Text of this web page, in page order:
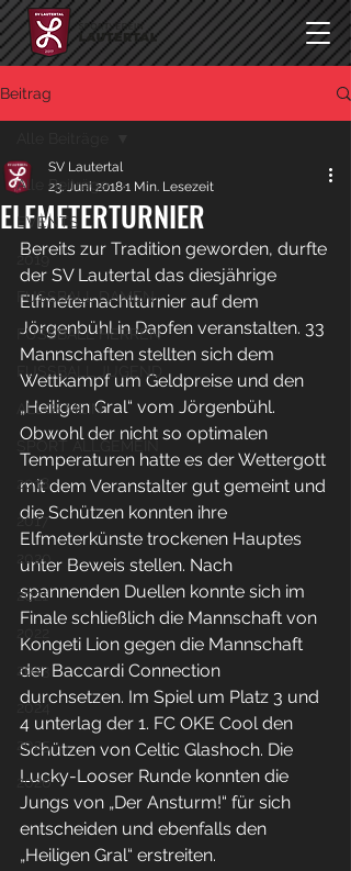
Beitrag
Alle Beiträge
EVENTS
2019
FUSSBALL DAMEN
FUSSBALL HERREN
FUSSBALL JUGEND
ALLGEMEIN
SPORT ALLGEMEIN
2018
2017
2020
2021
2023
2024
2025
2026
ELFMETERTURNIER
SV Lautertal
23. Juni 20181 Min. Lesezeit
Bereits zur Tradition geworden, durfte
der SV Lautertal das diesjährige
Elfmeternachtturnier auf dem
Jörgenbühl in Dapfen veranstalten. 33
Mannschaften stellten sich dem
Wettkampf um Geldpreise und den
„Heiligen Gral“ vom Jörgenbühl.
Obwohl der nicht so optimalen
Temperaturen hatte es der Wettergott
mit dem Veranstalter gut gemeint und
die Schützen konnten ihre
Elfmeterkünste trockenen Hauptes
unter Beweis stellen. Nach
spannenden Duellen konnte sich im
Finale schließlich die Mannschaft von
Kongeti Lion gegen die Mannschaft
der Baccardi Connection
durchsetzen. Im Spiel um Platz 3 und
4 unterlag der 1. FC OKE Cool den
Schützen von Celtic Glashoch. Die
Lucky-Looser Runde konnten die
Jungs von „Der Ansturm!“ für sich
entscheiden und ebenfalls den
„Heiligen Gral“ erstreiten.